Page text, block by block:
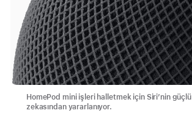
HomePod mini işleri halletmek için Siri’nin güçlü
zekasından yararlanıyor.